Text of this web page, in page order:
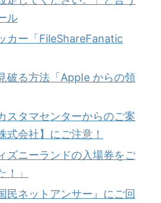
ル
カー「FileShareFanatic
破る方法「АppIe からの領
スタマセンターからのご案
式会社】にご注意！
ズニーランドの入場券をご
」
民ネットアンサー』にご回